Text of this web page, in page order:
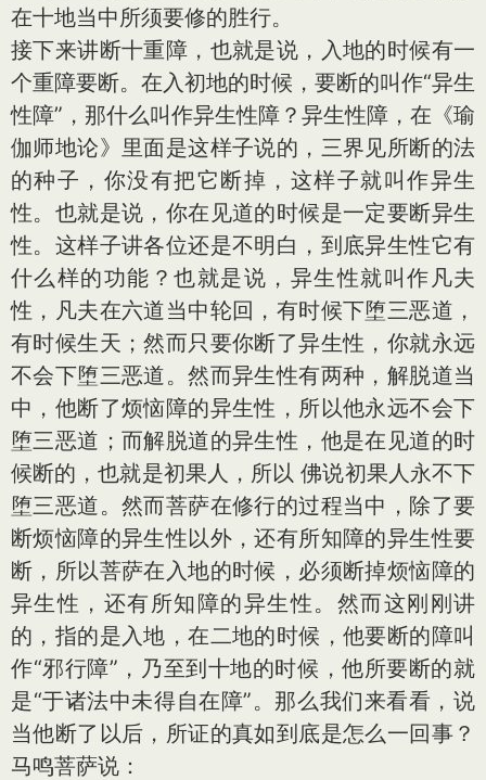
在十地当中所须要修的胜行。
接下来讲断十重障，也就是说，入地的时候有一
个重障要断。在入初地的时候，要断的叫作“异生
性障”，那什么叫作异生性障？异生性障，在《瑜
伽师地论》里面是这样子说的，三界见所断的法
的种子，你没有把它断掉，这样子就叫作异生
性。也就是说，你在见道的时候是一定要断异生
性。这样子讲各位还是不明白，到底异生性它有
什么样的功能？也就是说，异生性就叫作凡夫
性，凡夫在六道当中轮回，有时候下堕三恶道，
有时候生天；然而只要你断了异生性，你就永远
不会下堕三恶道。然而异生性有两种，解脱道当
中，他断了烦恼障的异生性，所以他永远不会下
堕三恶道；而解脱道的异生性，他是在见道的时
候断的，也就是初果人，所以 佛说初果人永不下
堕三恶道。然而菩萨在修行的过程当中，除了要
断烦恼障的异生性以外，还有所知障的异生性要
断，所以菩萨在入地的时候，必须断掉烦恼障的
异生性，还有所知障的异生性。然而这刚刚讲
的，指的是入地，在二地的时候，他要断的障叫
作“邪行障”，乃至到十地的时候，他所要断的就
是“于诸法中未得自在障”。那么我们来看看，说
当他断了以后，所证的真如到底是怎么一回事？
马鸣菩萨说：